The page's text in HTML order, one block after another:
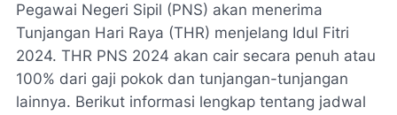
Pegawai Negeri Sipil (PNS) akan menerima
Tunjangan Hari Raya (THR) menjelang Idul Fitri
2024. THR PNS 2024 akan cair secara penuh atau
100% dari gaji pokok dan tunjangan-tunjangan
lainnya. Berikut informasi lengkap tentang jadwal